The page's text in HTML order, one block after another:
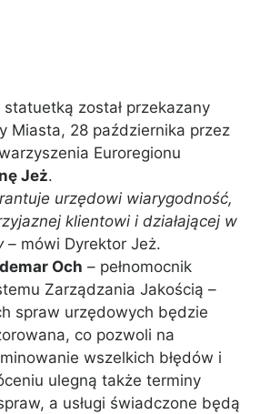
został przekazany
Miasta, 28 października przez
Euroregionu
Jeż.
urzędowi wiarygodność,
klientowi i działającej w
– mówi Dyrektor Jeż.
Och – pełnomocnik
Zarządzania Jakością –
spraw urzędowych będzie
co pozwoli na
wszelkich błędów i
ulegną także terminy
a usługi świadczone będą